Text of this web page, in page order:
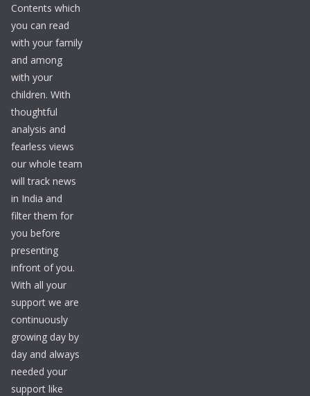
Contents which
you can read
with your family
and among
with your
children. With
thoughtful
analysis and
fearless views
our whole team
will track news
in India and
filter them for
you before
presenting
infront of you.
With all your
support we are
continuously
growing day by
day and always
needed your
support like